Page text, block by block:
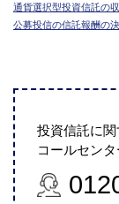
通貨選択型投資信託の
公募投信の信託報酬の
投資信託に
コールセン